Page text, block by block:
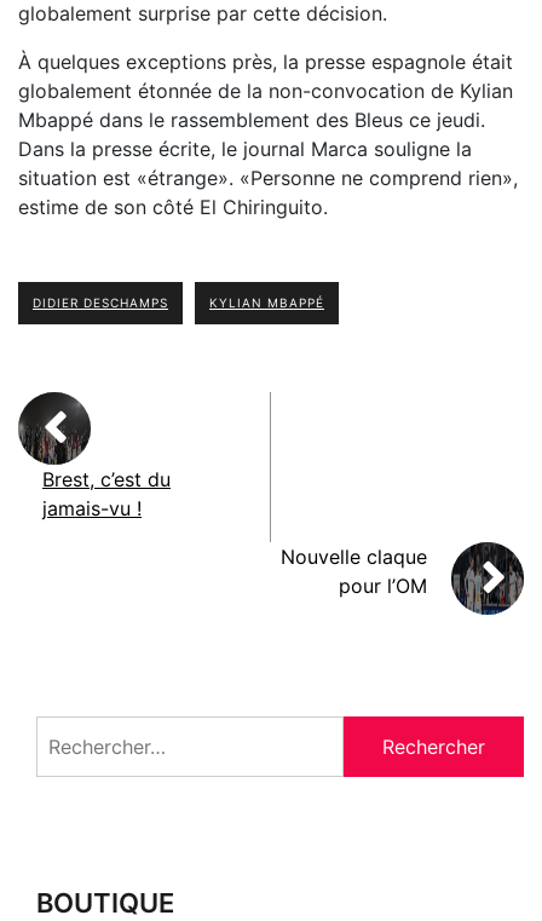
globalement surprise par cette décision.
À quelques exceptions près, la presse espagnole était
globalement étonnée de la non-convocation de Kylian
Mbappé dans le rassemblement des Bleus ce jeudi.
Dans la presse écrite, le journal Marca souligne la
situation est «étrange». «Personne ne comprend rien»,
estime de son côté El Chiringuito.
DIDIER DESCHAMPS KYLIAN MBAPPÉ
Brest, c’est du
jamais-vu !
Nouvelle claque
pour l’OM
BOUTIQUE